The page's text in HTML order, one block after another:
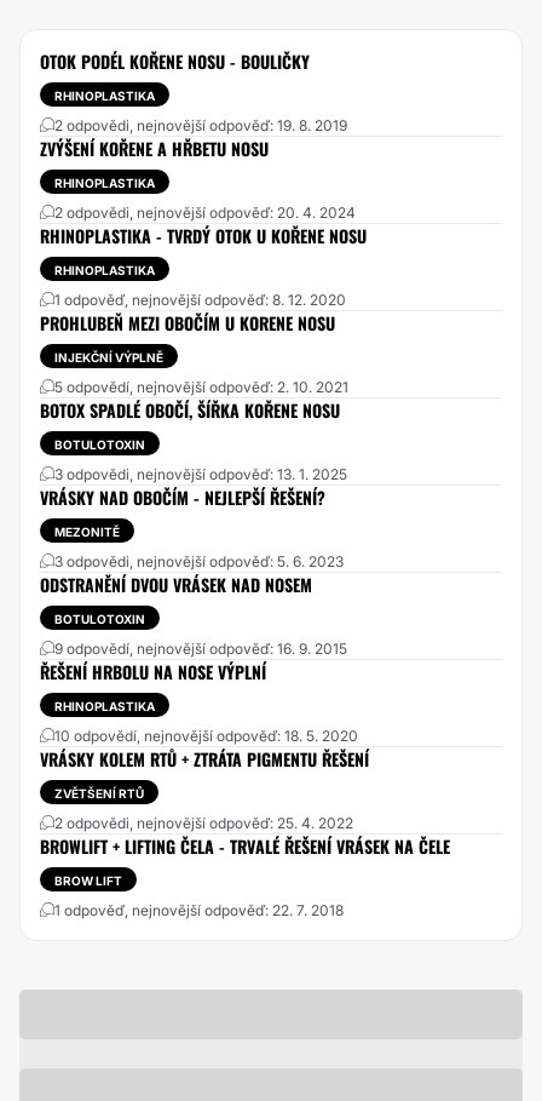
OTOK PODÉL KOŘENE NOSU - BOULIČKY
RHINOPLASTIKA
2 odpovědi, nejnovější odpověď: 19. 8. 2019
ZVÝŠENÍ KOŘENE A HŘBETU NOSU
RHINOPLASTIKA
2 odpovědi, nejnovější odpověď: 20. 4. 2024
RHINOPLASTIKA - TVRDÝ OTOK U KOŘENE NOSU
RHINOPLASTIKA
1 odpověď, nejnovější odpověď: 8. 12. 2020
PROHLUBEŇ MEZI OBOČÍM U KORENE NOSU
INJEKČNÍ VÝPLNĚ
5 odpovědí, nejnovější odpověď: 2. 10. 2021
BOTOX SPADLÉ OBOČÍ, ŠÍŘKA KOŘENE NOSU
BOTULOTOXIN
3 odpovědi, nejnovější odpověď: 13. 1. 2025
VRÁSKY NAD OBOČÍM - NEJLEPŠÍ ŘEŠENÍ?
MEZONITĚ
3 odpovědi, nejnovější odpověď: 5. 6. 2023
ODSTRANĚNÍ DVOU VRÁSEK NAD NOSEM
BOTULOTOXIN
9 odpovědí, nejnovější odpověď: 16. 9. 2015
ŘEŠENÍ HRBOLU NA NOSE VÝPLNÍ
RHINOPLASTIKA
10 odpovědí, nejnovější odpověď: 18. 5. 2020
VRÁSKY KOLEM RTŮ + ZTRÁTA PIGMENTU ŘEŠENÍ
ZVĚTŠENÍ RTŮ
2 odpovědi, nejnovější odpověď: 25. 4. 2022
BROWLIFT + LIFTING ČELA - TRVALÉ ŘEŠENÍ VRÁSEK NA ČELE
BROW LIFT
1 odpověď, nejnovější odpověď: 22. 7. 2018